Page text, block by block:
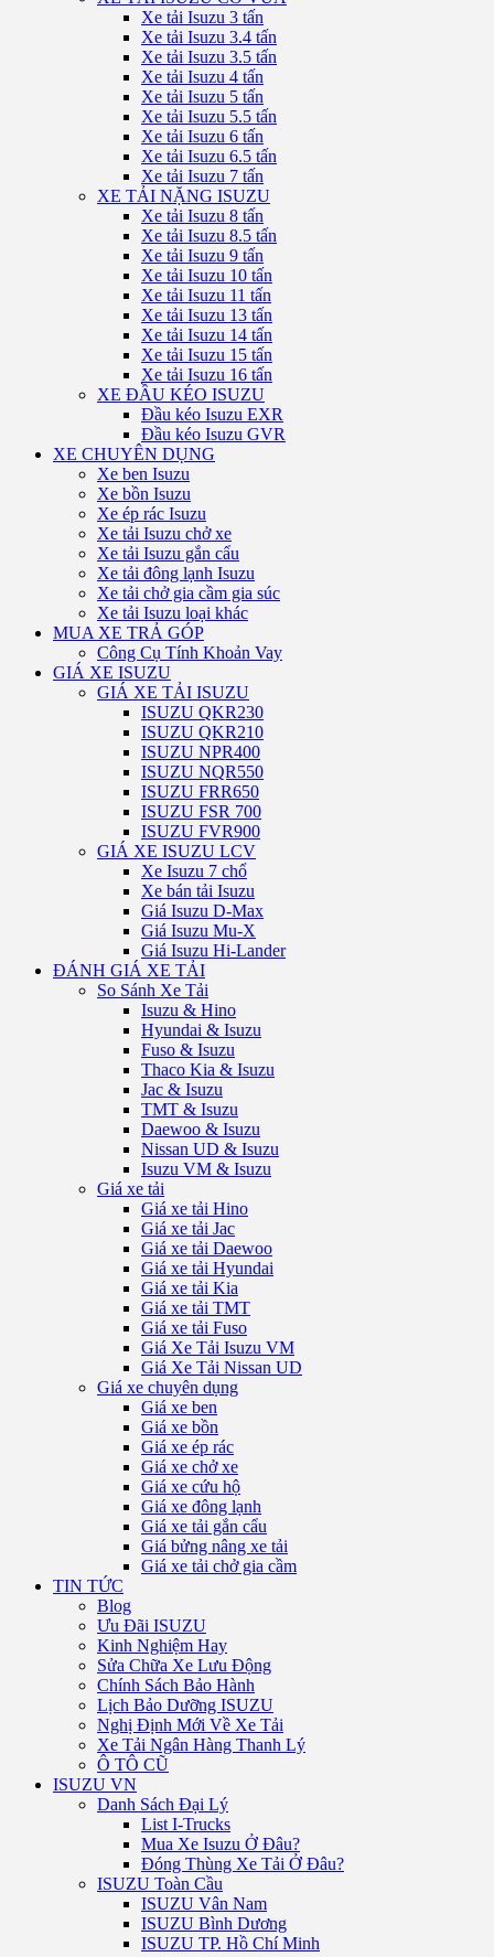
Xe tải Isuzu 3 tấn
Xe tải Isuzu 3.4 tấn
Xe tải Isuzu 3.5 tấn
Xe tải Isuzu 4 tấn
Xe tải Isuzu 5 tấn
Xe tải Isuzu 5.5 tấn
Xe tải Isuzu 6 tấn
Xe tải Isuzu 6.5 tấn
Xe tải Isuzu 7 tấn
XE TẢI NẶNG ISUZU
Xe tải Isuzu 8 tấn
Xe tải Isuzu 8.5 tấn
Xe tải Isuzu 9 tấn
Xe tải Isuzu 10 tấn
Xe tải Isuzu 11 tấn
Xe tải Isuzu 13 tấn
Xe tải Isuzu 14 tấn
Xe tải Isuzu 15 tấn
Xe tải Isuzu 16 tấn
XE ĐẦU KÉO ISUZU
Đầu kéo Isuzu EXR
Đầu kéo Isuzu GVR
XE CHUYÊN DỤNG
Xe ben Isuzu
Xe bồn Isuzu
Xe ép rác Isuzu
Xe tải Isuzu chở xe
Xe tải Isuzu gắn cẩu
Xe tải đông lạnh Isuzu
Xe tải chở gia cầm gia súc
Xe tải Isuzu loại khác
MUA XE TRẢ GÓP
Công Cụ Tính Khoản Vay
GIÁ XE ISUZU
GIÁ XE TẢI ISUZU
ISUZU QKR230
ISUZU QKR210
ISUZU NPR400
ISUZU NQR550
ISUZU FRR650
ISUZU FSR 700
ISUZU FVR900
GIÁ XE ISUZU LCV
Xe Isuzu 7 chổ
Xe bán tải Isuzu
Giá Isuzu D-Max
Giá Isuzu Mu-X
Giá Isuzu Hi-Lander
ĐÁNH GIÁ XE TẢI
So Sánh Xe Tải
Isuzu & Hino
Hyundai & Isuzu
Fuso & Isuzu
Thaco Kia & Isuzu
Jac & Isuzu
TMT & Isuzu
Daewoo & Isuzu
Nissan UD & Isuzu
Isuzu VM & Isuzu
Giá xe tải
Giá xe tải Hino
Giá xe tải Jac
Giá xe tải Daewoo
Giá xe tải Hyundai
Giá xe tải Kia
Giá xe tải TMT
Giá xe tải Fuso
Giá Xe Tải Isuzu VM
Giá Xe Tải Nissan UD
Giá xe chuyên dụng
Giá xe ben
Giá xe bồn
Giá xe ép rác
Giá xe chở xe
Giá xe cứu hộ
Giá xe đông lạnh
Giá xe tải gắn cẩu
Giá bửng nâng xe tải
Giá xe tải chở gia cầm
TIN TỨC
Blog
Ưu Đãi ISUZU
Kinh Nghiệm Hay
Sửa Chữa Xe Lưu Động
Chính Sách Bảo Hành
Lịch Bảo Dưỡng ISUZU
Nghị Định Mới Về Xe Tải
Xe Tải Ngân Hàng Thanh Lý
Ô TÔ CŨ
ISUZU VN
Danh Sách Đại Lý
List I-Trucks
Mua Xe Isuzu Ở Đâu?
Đóng Thùng Xe Tải Ở Đâu?
ISUZU Toàn Cầu
ISUZU Vân Nam
ISUZU Bình Dương
ISUZU TP. Hồ Chí Minh